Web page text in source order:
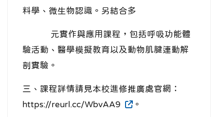
料學、微生物認識。另結合多
元實作與應用課程，包括呼吸功能體
驗活動、醫學模擬教育以及動物肌腱連動解
剖實驗。
三、課程詳情請見本校進修推廣處官網：
https://reurl.cc/WbvAA9
。